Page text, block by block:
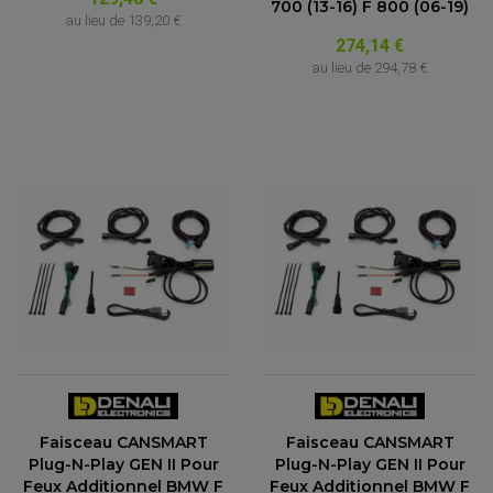
GUIDON QUAD
KIT DÉCO QUAD / SSV
KIT POIGNÉE DE GAZ QUAD
POIGNÉE QUAD
PROTÈGE-MAINS
PONTETS / REHAUSSES DE GUIDON
au lieu de 139,20 €
700 (13-16) F 800 (06-19)
274,14 €
au lieu de 294,78 €
Faisceau CANSMART
Plug-N-Play GEN II Pour
Feux Additionnel BMW F
Faisceau CANSMART
Plug-N-Play GEN II Pour
Feux Additionnel BMW F